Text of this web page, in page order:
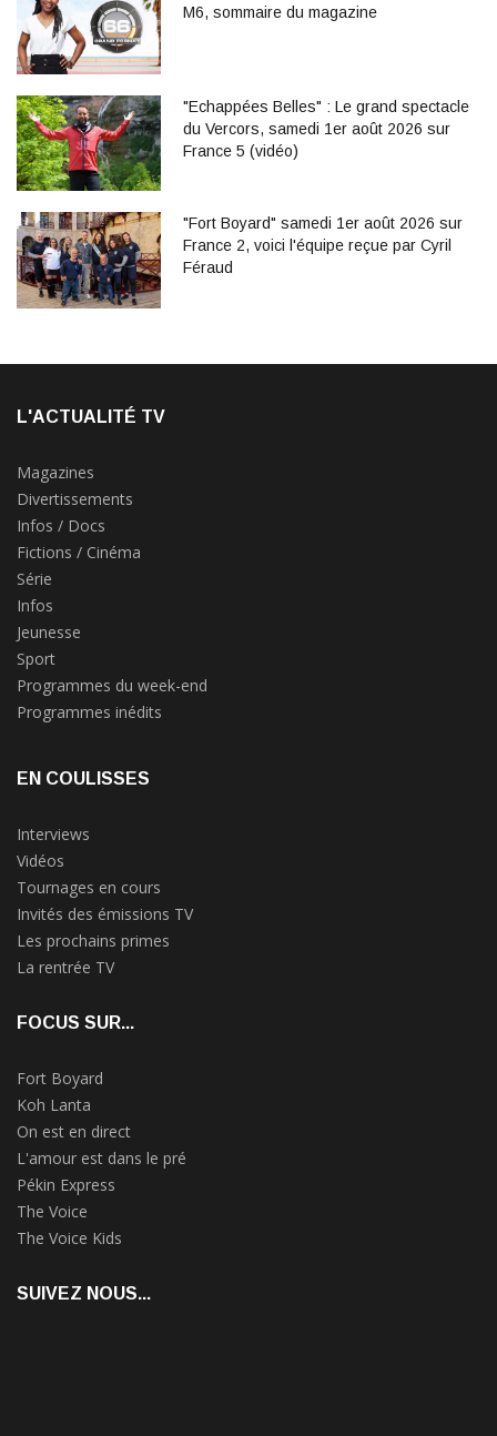
M6, sommaire du magazine
"Echappées Belles" : Le grand spectacle
du Vercors, samedi 1er août 2026 sur
France 5 (vidéo)
"Fort Boyard" samedi 1er août 2026 sur
France 2, voici l'équipe reçue par Cyril
Féraud
L'ACTUALITÉ TV
Magazines
Divertissements
Infos / Docs
Fictions / Cinéma
Série
Infos
Jeunesse
Sport
Programmes du week-end
Programmes inédits
EN COULISSES
Interviews
Vidéos
Tournages en cours
Invités des émissions TV
Les prochains primes
La rentrée TV
FOCUS SUR...
Fort Boyard
Koh Lanta
On est en direct
L'amour est dans le pré
Pékin Express
The Voice
The Voice Kids
SUIVEZ NOUS...